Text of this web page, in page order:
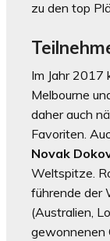
zu den top
Im Jahr 2017
Melbourne
daher auch
Favoriten.
Novak
Weltspitze.
führende der
(Australien,
gewonnenen